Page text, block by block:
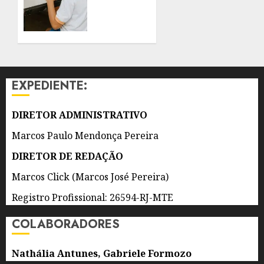
AGOSTO
8 DE
AGOSTO
DE 2026
0
EXPEDIENTE:
DIRETOR ADMINISTRATIVO
Marcos Paulo Mendonça Pereira
DIRETOR DE REDAÇÃO
Marcos Click (Marcos José Pereira)
Registro Profissional: 26594-RJ-MTE
COLABORADORES
Nathália Antunes, Gabriele Formozo